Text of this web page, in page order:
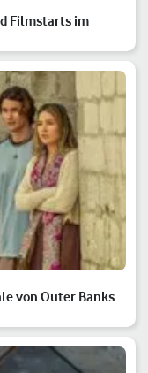
Filmstarts im
von Outer Banks